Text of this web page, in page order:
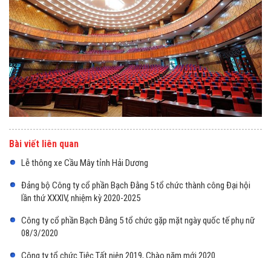
Bài viết liên quan
Lễ thông xe Cầu Mây tỉnh Hải Dương
Đảng bộ Công ty cổ phần Bạch Đằng 5 tổ chức thành công Đại hội
lần thứ XXXIV, nhiệm kỳ 2020-2025
Công ty cổ phần Bạch Đằng 5 tổ chức gặp mặt ngày quốc tế phụ nữ
08/3/2020
Công ty tổ chức Tiệc Tất niên 2019, Chào năm mới 2020